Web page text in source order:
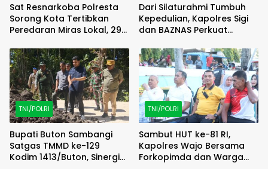
Sat Resnarkoba Polresta
Sorong Kota Tertibkan
Peredaran Miras Lokal, 29
Dari Silaturahmi Tumbuh
Kepedulian, Kapolres Sigi
dan BAZNAS Perkuat
TNI/POLRI
Bupati Buton Sambangi
Satgas TMMD ke-129
Kodim 1413/Buton, Sinergi
TNI/POLRI
Sambut HUT ke-81 RI,
Kapolres Wajo Bersama
Forkopimda dan Warga